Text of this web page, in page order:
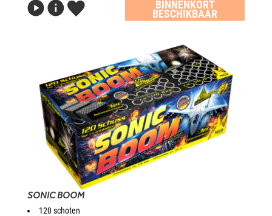
BINNENKORT
BESCHIKBAAR
SONIC BOOM
120 schoten